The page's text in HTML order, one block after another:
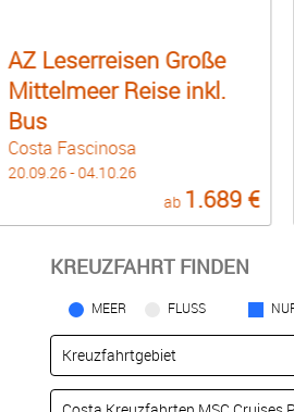
AZ Leserreisen Große
Mittelmeer Reise inkl.
Bus
Costa Fascinosa
20.09.26 - 04.10.26
ab 1.689 €
KREUZFAHRT FINDEN
MEER FLUSS